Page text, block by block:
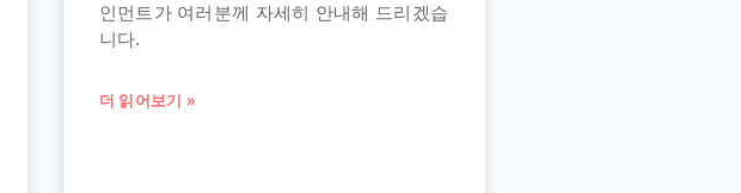
인먼트가 여러분께 자세히 안내해 드리겠습
니다.
더 읽어보기 »